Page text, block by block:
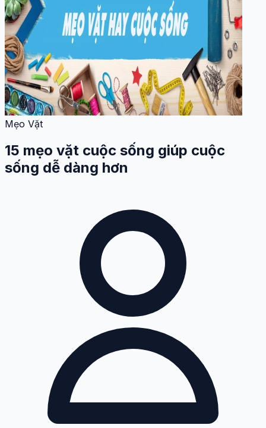
Mẹo Vặt
15 mẹo vặt cuộc sống giúp cuộc
sống dễ dàng hơn